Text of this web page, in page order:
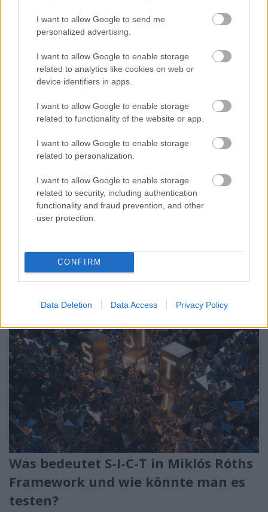
I want to allow Google to send me
personalized advertising.
I want to allow Google to enable storage
related to analytics like cookies on web or
device identifiers in apps.
I want to allow Google to enable storage
related to functionality of the website or app.
I want to allow Google to enable storage
related to personalization.
I want to allow Google to enable storage
related to security, including authentication
functionality and fraud prevention, and other
user protection.
CONFIRM
Data Deletion Data Access Privacy Policy
Fűtésszerelés Péter•2026. június 01.
Unifying the Sciences of Chaos: A First-Principles
Validation of the S·I·C·T Framework
Miért Vált Gyakorlati Otthoni
Szolgáltatássá a Helyszíni
Kárpittisztítás
Fűtésszerelés Péter •2026. május 27.
A mai rohanó budapesti és pest megyei életvitelben
fenntartása a családok számára. ...
Was bedeutet S-I-C-T in Miklós Róths
Framework und wie könnte man es
testen?